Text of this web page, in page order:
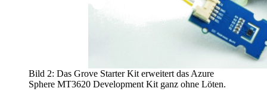
Bild 2: Das Grove Starter Kit erweitert das Azure
Sphere MT3620 Development Kit ganz ohne Löten.